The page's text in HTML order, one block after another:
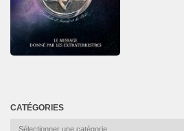
CATÉGORIES
Catégories